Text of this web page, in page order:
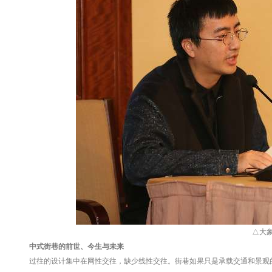
△大
中式街巷的前世、今生与未来
过往的设计集中在网性交往，缺少线性交往。街巷如果只是承载交通和景